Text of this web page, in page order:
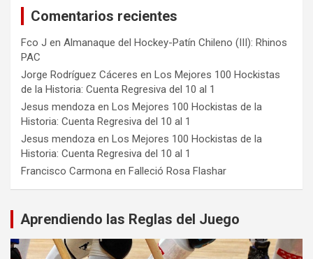
Comentarios recientes
Fco J en Almanaque del Hockey-Patín Chileno (III): Rhinos
PAC
Jorge Rodríguez Cáceres en Los Mejores 100 Hockistas
de la Historia: Cuenta Regresiva del 10 al 1
Jesus mendoza en Los Mejores 100 Hockistas de la
Historia: Cuenta Regresiva del 10 al 1
Jesus mendoza en Los Mejores 100 Hockistas de la
Historia: Cuenta Regresiva del 10 al 1
Francisco Carmona en Falleció Rosa Flashar
Aprendiendo las Reglas del Juego